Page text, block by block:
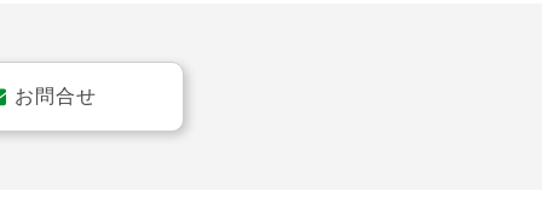
お問合せ